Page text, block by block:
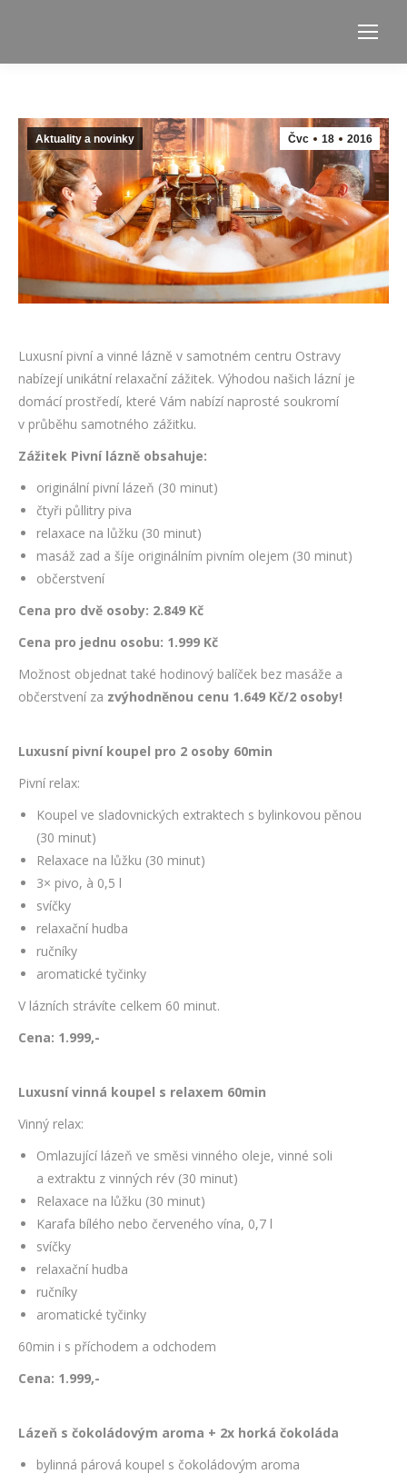
Čvc 18 2016
Aktuality a novinky
Luxusní pivní a vinné lázně v samotném centru Ostravy
nabízejí unikátní relaxační zážitek. Výhodou našich lázní je
domácí prostředí, které Vám nabízí naprosté soukromí
v průběhu samotného zážitku.
Zážitek Pivní lázně obsahuje:
originální pivní lázeň (30 minut)
čtyři půllitry piva
relaxace na lůžku (30 minut)
masáž zad a šíje originálním pivním olejem (30 minut)
občerstvení
Cena pro dvě osoby: 2.849 Kč
Cena pro jednu osobu: 1.999 Kč
Možnost objednat také hodinový balíček bez masáže a
občerstvení za zvýhodněnou cenu 1.649 Kč/2 osoby!
Luxusní pivní koupel pro 2 osoby 60min
Pivní relax:
Koupel ve sladovnických extraktech s bylinkovou pěnou
(30 minut)
Relaxace na lůžku (30 minut)
3× pivo, à 0,5 l
svíčky
relaxační hudba
ručníky
aromatické tyčinky
V lázních strávíte celkem 60 minut.
Cena: 1.999,-
Luxusní vinná koupel s relaxem 60min
Vinný relax:
Omlazující lázeň ve směsi vinného oleje, vinné soli
a extraktu z vinných rév (30 minut)
Relaxace na lůžku (30 minut)
Karafa bílého nebo červeného vína, 0,7 l
svíčky
relaxační hudba
ručníky
aromatické tyčinky
60min i s příchodem a odchodem
Cena: 1.999,-
Lázeň s čokoládovým aroma + 2x horká čokoláda
bylinná párová koupel s čokoládovým aroma